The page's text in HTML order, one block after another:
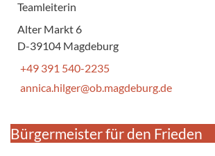
Teamleiterin
Alter Markt 6
D-39104 Magdeburg
+49 391 540-2235
annica.hilger@ob.magdeburg.de
Bürgermeister für den Frieden